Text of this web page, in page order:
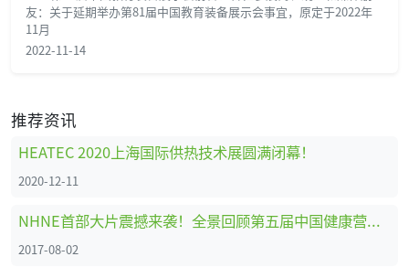
友：关于延期举办第81届中国教育装备展示会事宜，原定于2022年
11月
2022-11-14
推荐资讯
HEATEC 2020上海国际供热技术展圆满闭幕！
2020-12-11
NHNE首部大片震撼来袭！全景回顾第五届中国健康营养博览会
2017-08-02